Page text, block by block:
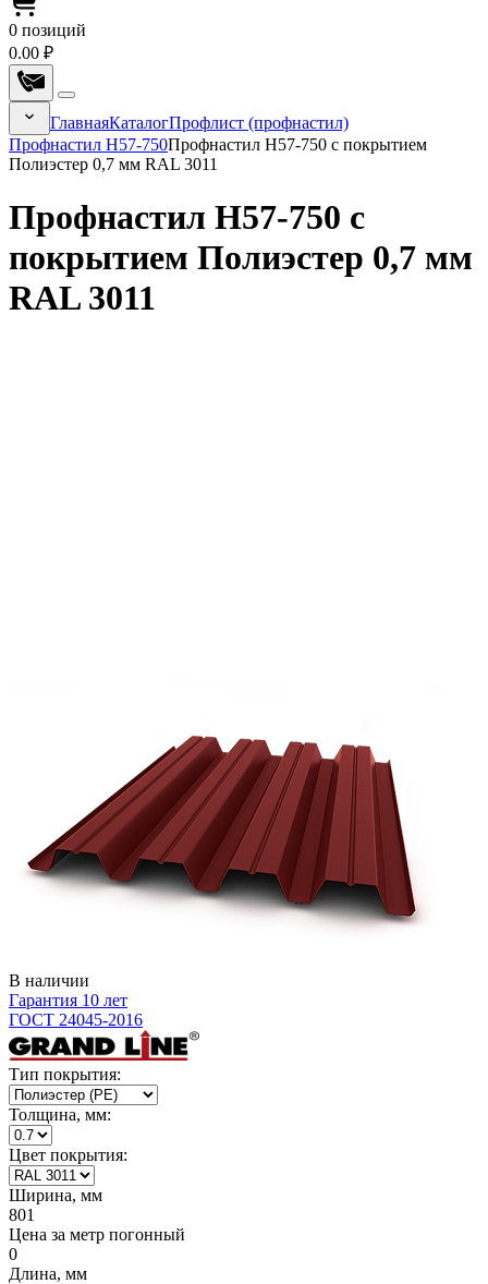
0 позиций
0.00 ₽
ГлавнаяКаталогПрофлист (профнастил)
Профнастил Н57-750Профнастил Н57-750 с покрытием
Полиэстер 0,7 мм RAL 3011
Профнастил Н57-750 с
покрытием Полиэстер 0,7 мм
RAL 3011
В наличии
Гарантия 10 лет
ГОСТ 24045-2016
Тип покрытия:
Толщина, мм:
Цвет покрытия:
Ширина, мм
801
Цена за метр погонный
0
Длина, мм